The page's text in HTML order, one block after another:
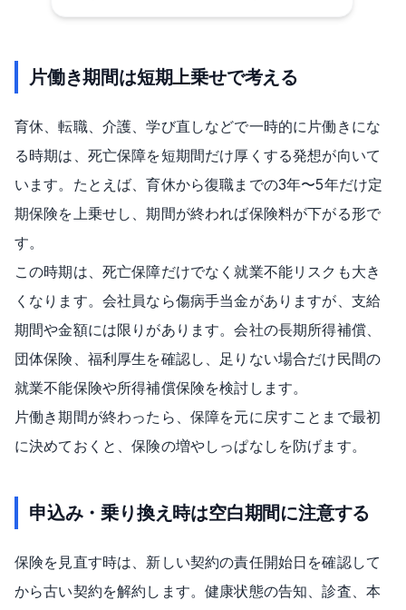
片働き期間は短期上乗せで考える
育休、転職、介護、学び直しなどで一時的に片働きにな
る時期は、死亡保障を短期間だけ厚くする発想が向いて
います。たとえば、育休から復職までの3年〜5年だけ定
期保険を上乗せし、期間が終われば保険料が下がる形で
す。
この時期は、死亡保障だけでなく就業不能リスクも大き
くなります。会社員なら傷病手当金がありますが、支給
期間や金額には限りがあります。会社の長期所得補償、
団体保険、福利厚生を確認し、足りない場合だけ民間の
就業不能保険や所得補償保険を検討します。
片働き期間が終わったら、保障を元に戻すことまで最初
に決めておくと、保険の増やしっぱなしを防げます。
申込み・乗り換え時は空白期間に注意する
保険を見直す時は、新しい契約の責任開始日を確認して
から古い契約を解約します。健康状態の告知、診査、本